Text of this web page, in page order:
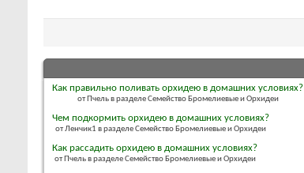
Как правильно поливать орхидею в домашних условиях?
от Пчель в разделе Семейство Бромелиевые и Орхидеи
Чем подкормить орхидею в домашних условиях?
от Ленчик1 в разделе Семейство Бромелиевые и Орхидеи
Как рассадить орхидею в домашних условиях?
от Пчель в разделе Семейство Бромелиевые и Орхидеи